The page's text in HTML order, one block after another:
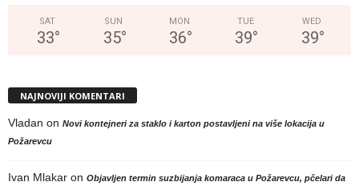
SAT
33°
SUN
35°
MON
36°
TUE
39°
WED
39°
NAJNOVIJI KOMENTARI
Vladan on Novi kontejneri za staklo i karton postavljeni na više lokacija u
Požarevcu
Ivan Mlakar on Objavljen termin suzbijanja komaraca u Požarevcu, pčelari da